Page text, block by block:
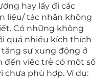
hay lấy đi các
liệu/ tác nhân không
Có những không
quá nhiều kích thích
tăng sự xung động ở
đến việc trẻ có một số
chưa phù hợp. Ví dụ: